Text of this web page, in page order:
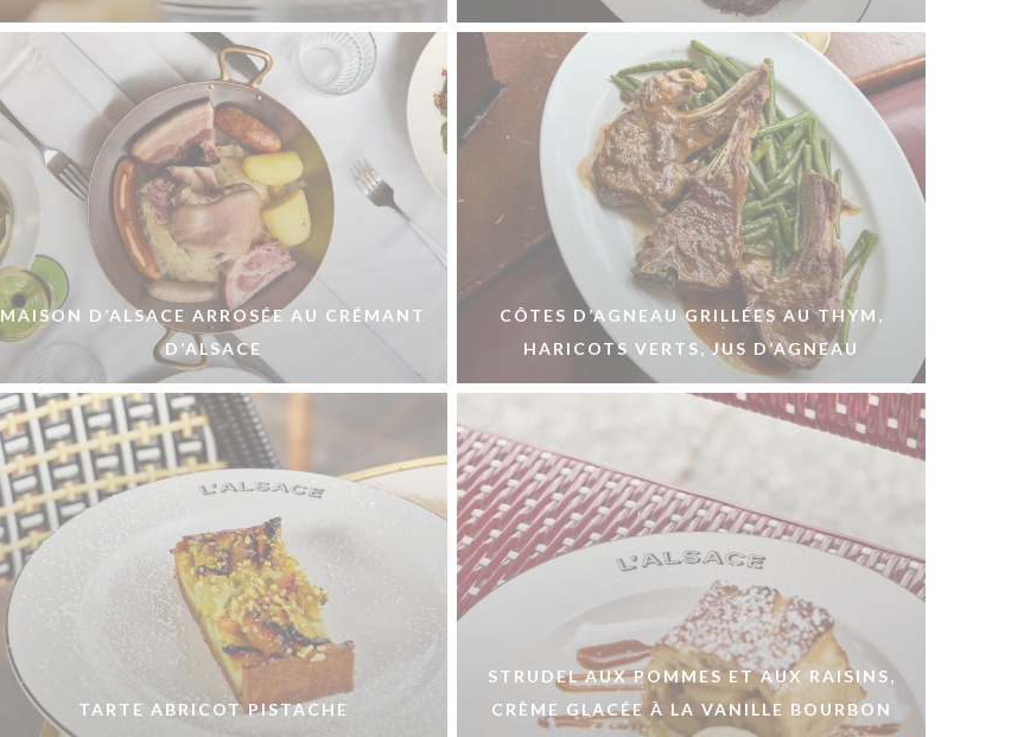
MAISON D’ALSACE ARROSÉE AU CRÉMANT
D’ALSACE
CÔTES D’AGNEAU GRILLÉES AU THYM,
HARICOTS VERTS, JUS D’AGNEAU
TARTE ABRICOT PISTACHE
STRUDEL AUX POMMES ET AUX RAISINS,
CRÈME GLACÉE À LA VANILLE BOURBON